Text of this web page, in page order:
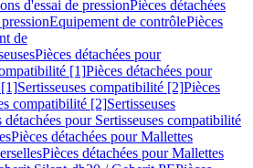
d'essai de pressionPièces détachées
Equipement de contrôlePièces
de
Pièces détachées pour
[1]Pièces détachées pour
[1]Sertisseuses compatibilité [2]Pièces
compatibilité [2]Sertisseuses
détachées pour Sertisseuses compatibilité
Pièces détachées pour Mallettes
Pièces détachées pour Mallettes